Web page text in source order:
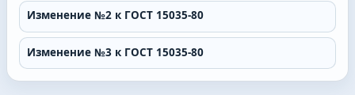
Изменение №2 к ГОСТ 15035-80
Изменение №3 к ГОСТ 15035-80